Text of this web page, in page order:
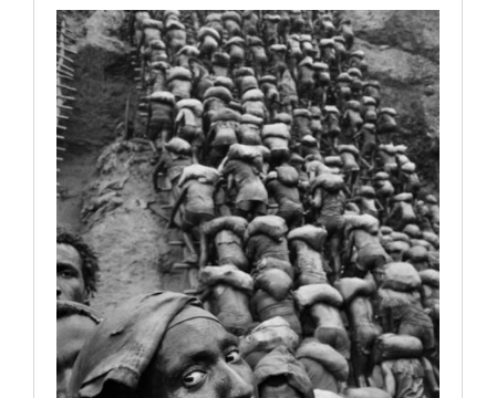
Artículos por autor
Artículos por sección